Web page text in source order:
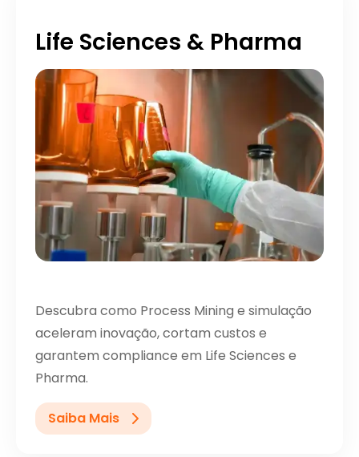
Life Sciences & Pharma
Descubra como Process Mining e simulação
aceleram inovação, cortam custos e
garantem compliance em Life Sciences e
Pharma.
Saiba Mais